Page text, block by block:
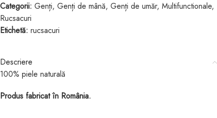
Categorii: Genți, Genți de mână, Genți de umăr, Multifunctionale,
Rucsacuri
Etichetă: rucsacuri
Descriere
100% piele naturală
Produs fabricat în România.